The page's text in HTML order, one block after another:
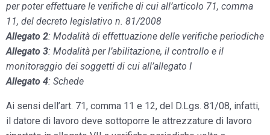
per poter effettuare le verifiche di cui all’articolo 71, comma
11, del decreto legislativo n. 81/2008
Allegato 2: Modalità di effettuazione delle verifiche periodiche
Allegato 3: Modalità per l’abilitazione, il controllo e il
monitoraggio dei soggetti di cui all’allegato I
Allegato 4: Schede
Ai sensi dell’art. 71, comma 11 e 12, del D.Lgs. 81/08, infatti,
il datore di lavoro deve sottoporre le attrezzature di lavoro